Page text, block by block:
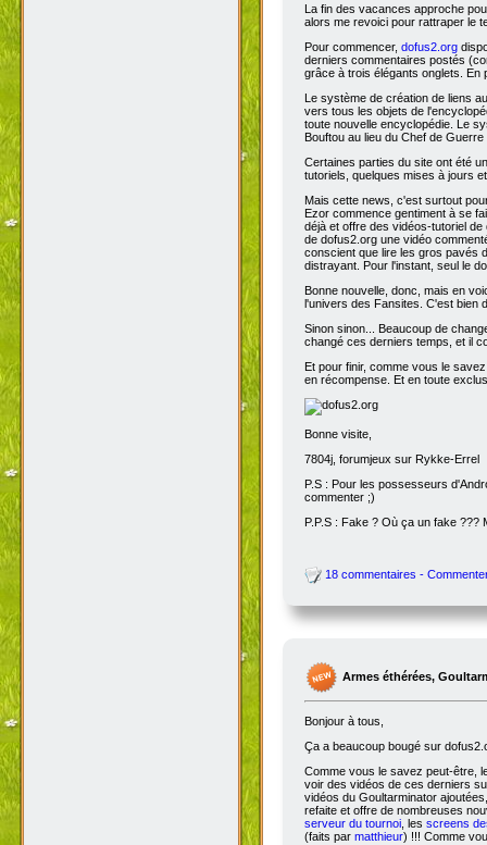
La fin des vacances approche
alors me revoici pour rattraper le
Pour commencer, dofus2.org
derniers commentaires postés
grâce à trois élégants onglets. En
Le système de création de liens
vers tous les objets de
toute nouvelle encyclopédie. Le
Bouftou au lieu du Chef de
Certaines parties du site ont été
tutoriels, quelques mises à jours
Mais cette news, c'est surtout
Ezor commence gentiment à se
déjà et offre des vidéos-tutoriel
de dofus2.org une vidéo
conscient que lire les gros pavés
distrayant. Pour l'instant, seul le
Bonne nouvelle, donc, mais en
l'univers des Fansites. C'est bien
Sinon sinon... Beaucoup de
changé ces derniers temps, et il
Et pour finir, comme vous le
en récompense. Et en toute
Bonne visite,
7804j, forumjeux sur Rykke-Errel
P.S : Pour les possesseurs
commenter ;)
P.P.S : Fake ? Où ça un fake ???
18 commentaires -
Armes éthérées,
Bonjour à tous,
Ça a beaucoup bougé sur
Comme vous le savez peut-être,
voir des vidéos de ces derniers
vidéos du Goultarminator
refaite et offre de nombreuses
serveur du tournoi, les screens
(faits par matthieur) !!! Comme